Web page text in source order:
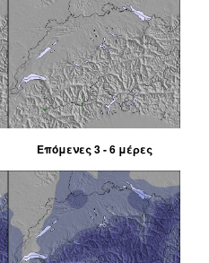
Επόμενες 3 - 6 μέρες